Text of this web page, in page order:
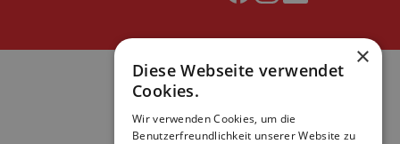
×
Diese Webseite verwendet
Cookies.
Wir verwenden Cookies, um die
Benutzerfreundlichkeit unserer Website zu